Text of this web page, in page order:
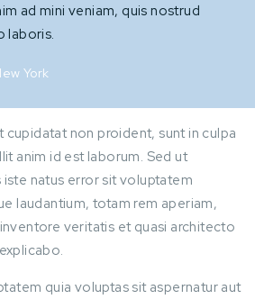
ad mini veniam, quis nostrud
laboris.
York
cupidatat non proident, sunt in culpa
anim id est laborum. Sed ut
natus error sit voluptatem
laudantium, totam rem aperiam,
veritatis et quasi architecto
quia voluptas sit aspernatur aut